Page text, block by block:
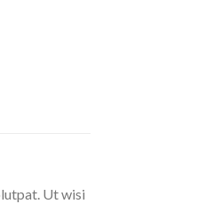
Ut wisi